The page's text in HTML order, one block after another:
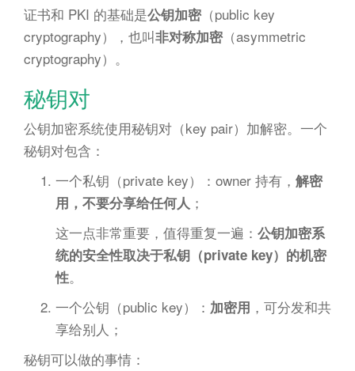
证书和 PKI 的基础是公钥加密 （public key
cryptography），也叫非对称加密 （asymmetric
cryptography）。
秘钥对
公钥加密系统使用秘钥对（key pair）加解密。一个
秘钥对包含：
一个私钥（private key）：owner 持有， 解密
用，不要分享给任何人 ；
这一点非常重要，值得重复一遍： 公钥加密系
统的安全性取决于私钥（private key）的机密
性。
一个公钥（public key）： 加密用 ，可分发和共
享给别人；
秘钥可以做的事情：